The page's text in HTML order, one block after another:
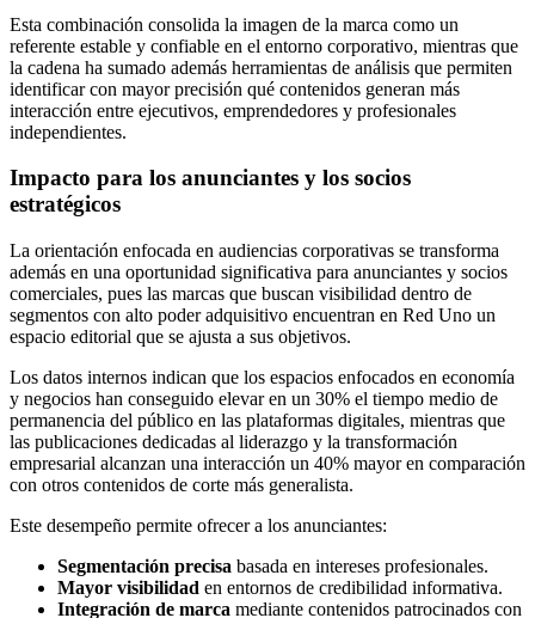
Esta combinación consolida la imagen de la marca como un
referente estable y confiable en el entorno corporativo, mientras que
la cadena ha sumado además herramientas de análisis que permiten
identificar con mayor precisión qué contenidos generan más
interacción entre ejecutivos, emprendedores y profesionales
independientes.
Impacto para los anunciantes y los socios
estratégicos
La orientación enfocada en audiencias corporativas se transforma
además en una oportunidad significativa para anunciantes y socios
comerciales, pues las marcas que buscan visibilidad dentro de
segmentos con alto poder adquisitivo encuentran en Red Uno un
espacio editorial que se ajusta a sus objetivos.
Los datos internos indican que los espacios enfocados en economía
y negocios han conseguido elevar en un 30% el tiempo medio de
permanencia del público en las plataformas digitales, mientras que
las publicaciones dedicadas al liderazgo y la transformación
empresarial alcanzan una interacción un 40% mayor en comparación
con otros contenidos de corte más generalista.
Este desempeño permite ofrecer a los anunciantes:
Segmentación precisa basada en intereses profesionales.
Mayor visibilidad en entornos de credibilidad informativa.
Integración de marca mediante contenidos patrocinados con